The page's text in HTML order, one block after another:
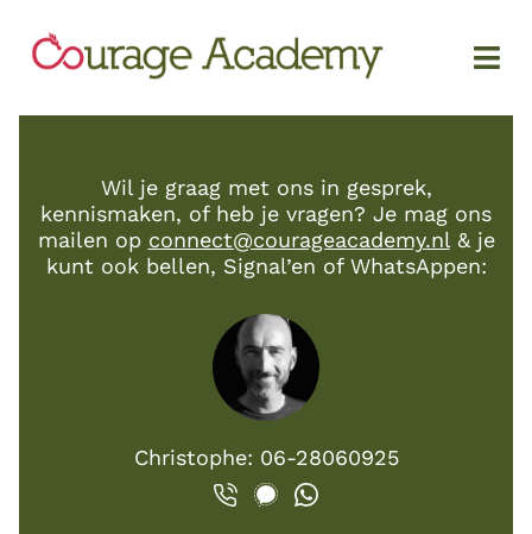
Wil je graag met ons in gesprek,
kennismaken, of heb je vragen? Je mag ons
mailen op connect@courageacademy.nl& je
kunt ook bellen, Signal’en of WhatsAppen:
Christophe: 06-28060925